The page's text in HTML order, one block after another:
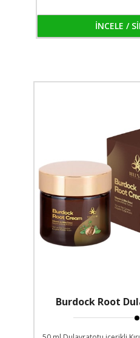
İNCELE /
Burdock Root